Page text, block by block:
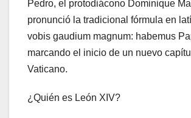
Pedro, el protodiácono Dominique
pronunció la tradicional fórmula en
vobis gaudium magnum: habemus
marcando el inicio de un nuevo
Vaticano.
¿Quién es León XIV?